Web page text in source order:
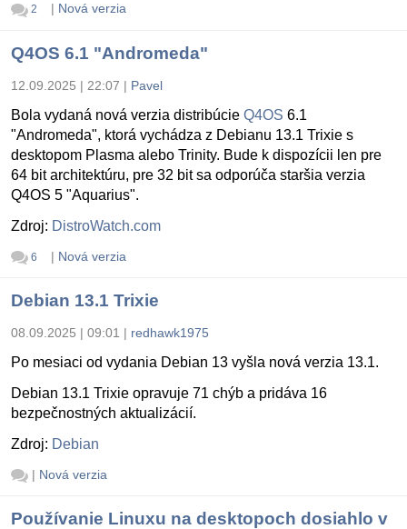
2 | Nová verzia
Q4OS 6.1 "Andromeda"
12.09.2025 | 22:07 | Pavel
Bola vydaná nová verzia distribúcie Q4OS 6.1
"Andromeda", ktorá vychádza z Debianu 13.1 Trixie s
desktopom Plasma alebo Trinity. Bude k dispozícii len pre
64 bit architektúru, pre 32 bit sa odporúča staršia verzia
Q4OS 5 "Aquarius".
Zdroj: DistroWatch.com
6 | Nová verzia
Debian 13.1 Trixie
08.09.2025 | 09:01 | redhawk1975
Po mesiaci od vydania Debian 13 vyšla nová verzia 13.1.
Debian 13.1 Trixie opravuje 71 chýb a pridáva 16
bezpečnostných aktualizácií.
Zdroj: Debian
| Nová verzia
Používanie Linuxu na desktopoch dosiahlo v